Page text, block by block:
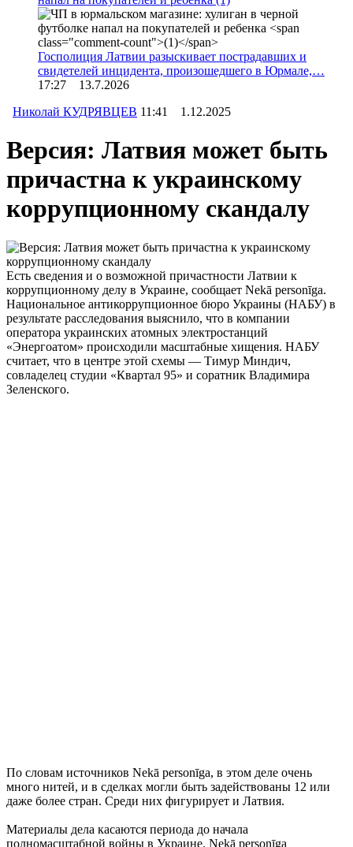
Госполиция Латвии разыскивает пострадавших и
свидетелей инцидента, произошедшего в Юрмале,…
17:27 13.7.2026
Николай КУДРЯВЦЕВ 11:41 1.12.2025
Версия: Латвия может быть
причастна к украинскому
коррупционному скандалу
Есть сведения и о возможной причастности Латвии к
коррупционному делу в Украине, сообщает Nekā personīga.
Национальное антикоррупционное бюро Украины (НАБУ) в
результате расследования выяснило, что в компании
оператора украинских атомных электростанций
«Энергоатом» происходили масштабные хищения. НАБУ
считает, что в центре этой схемы — Тимур Миндич,
совладелец студии «Квартал 95» и соратник Владимира
Зеленского.
По словам источников Nekā personīga, в этом деле очень
много нитей, и в сделках могли быть задействованы 12 или
даже более стран. Среди них фигурирует и Латвия.
Материалы дела касаются периода до начала
полномасштабной войны в Украине. Nekā personīga